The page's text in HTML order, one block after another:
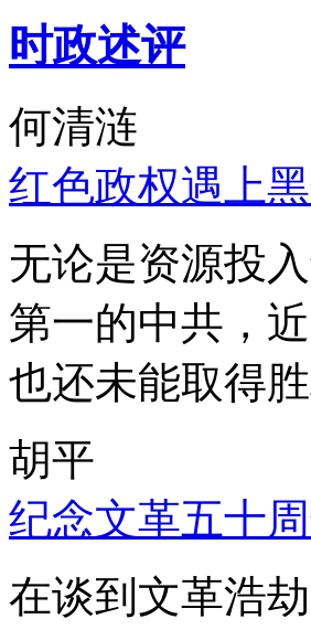
时政述评
何清涟
红色政权遇上
无论是资源投
第一的中共，
也还未能取得胜
胡平
纪念文革五十
在谈到文革浩